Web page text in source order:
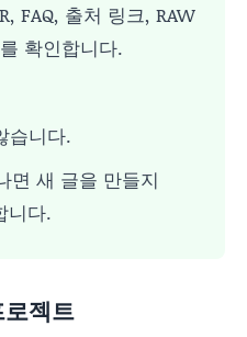
FAQ, 출처 링크, RAW
확인합니다.
습니다.
면 새 글을 만들지
니다.
젝트